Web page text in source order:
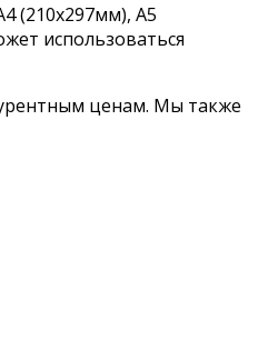
(210х297мм), А5
использоваться
ценам. Мы также